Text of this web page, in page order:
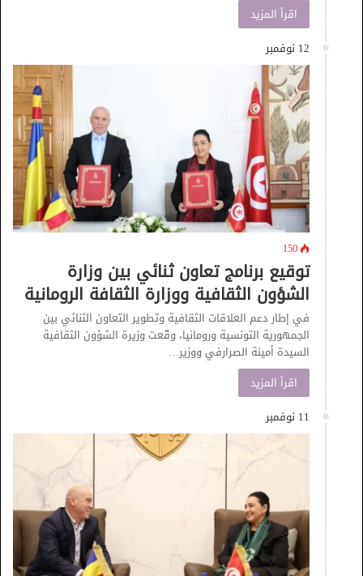
اقرأ المزيد
12 نوفمبر
150
توقيع برنامج تعاون ثنائي بين وزارة
الشؤون الثقافية ووزارة الثقافة الرومانية
في إطار دعم العلاقات الثقافية وتطوير التعاون الثنائي بين
الجمهورية التونسية ورومانيا، وقّعت وزيرة الشؤون الثقافية
السيدة أمينة الصرارفي ووزير…
اقرأ المزيد
11 نوفمبر